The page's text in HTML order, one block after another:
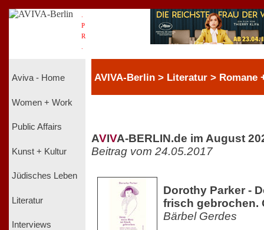
P
R
Aviva - Home
Women + Work
Public Affairs
Kunst + Kultur
Jüdisches Leben
Literatur
Interviews
AVIVA-Berlin > Literatur > Romane
AVIVA-BERLIN.de im August
Beitrag vom 24.05.2017
Dorothy Parker -
frisch gebrochen.
Bärbel Gerdes